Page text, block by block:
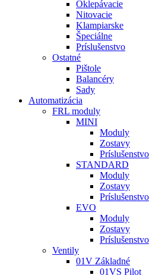
Oklepávacie
Nitovacie
Klampiarske
Špeciálne
Príslušenstvo
Ostatné
Pištole
Balancéry
Sady
Automatizácia
FRL moduly
MINI
Moduly
Zostavy
Príslušenstvo
STANDARD
Moduly
Zostavy
Príslušenstvo
EVO
Moduly
Zostavy
Príslušenstvo
Ventily
01V Základné
01VS Pilot